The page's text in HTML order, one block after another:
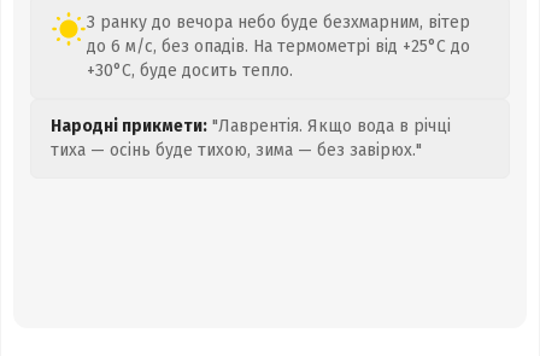
З ранку до вечора небо буде безхмарним, вітер
до 6 м/с, без опадів. На термометрі від +25°C до
+30°C, буде досить тепло.
Народні прикмети: "Лаврентія. Якщо вода в річці
тиха — осінь буде тихою, зима — без завірюх."